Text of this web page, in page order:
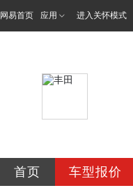
网易首页 应用 进入关怀模式
首页 车型报价